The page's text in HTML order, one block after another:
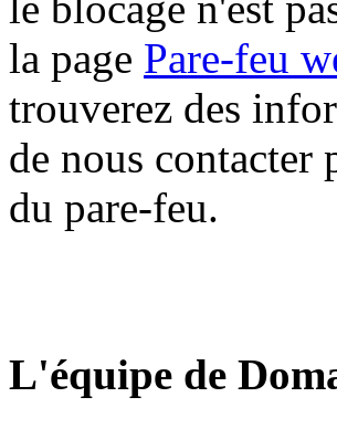
la page Pare-feu
trouverez des
de nous contacter
du pare-feu.
L'équipe de